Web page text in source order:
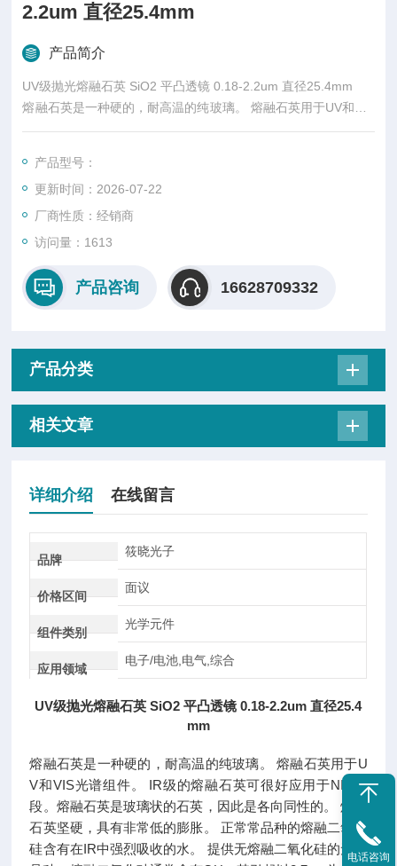
2.2um 直径25.4mm
产品简介
UV级抛光熔融石英 SiO2 平凸透镜 0.18-2.2um 直径25.4mm
熔融石英是一种硬的，耐高温的纯玻璃。 熔融石英用于UV和VIS
光谱组件。 IR级的熔融石英可很好应用于NIR波段。熔融石英是
的膨胀。 正常常品种的熔融二氧化硅含有在IR中强烈吸收的水。
提供无熔融二氧化硅的无水品种。
产品型号：
更新时间：2026-07-22
厂商性质：经销商
访问量：1613
产品咨询 16628709332
产品分类
相关文章
详细介绍 在线留言
品牌
筱晓光子
价格区间
面议
组件类别
光学元件
应用领域
电子/电池,电气,综合
UV级抛光熔融石英 SiO2 平凸透镜 0.18-2.2um 直径25.4
mm
熔融石英是一种硬的，耐高温的纯玻璃。 熔融石英用于U
V和VIS光谱组件。 IR级的熔融石英可很好应用于NIR波
段。熔融石英是玻璃状的石英，因此是各向同性的。 熔融
石英坚硬，具有非常低的膨胀。 正常常品种的熔融二氧化
硅含有在IR中强烈吸收的水。 提供无熔融二氧化硅的无水
电话咨询